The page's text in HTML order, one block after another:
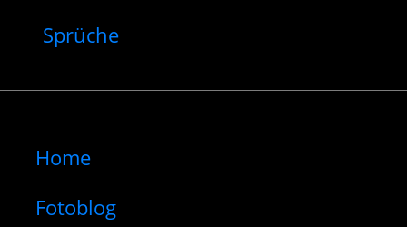
Sprüche
Home
Fotoblog